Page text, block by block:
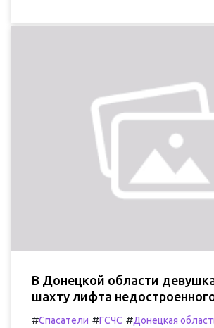
В Донецкой области
шахту лифта
#Спасатели #ГСЧС #Донецкая